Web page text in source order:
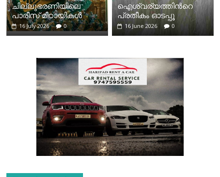
ചില്ലുഭരണിയിലെ
പാരീസ് മിഠായികള്‍
16 July 2026 0
ഐശ്വര്യത്തിന്‍റെ
പ്രതീകം ഓടപ്പൂ
16 June 2026 0